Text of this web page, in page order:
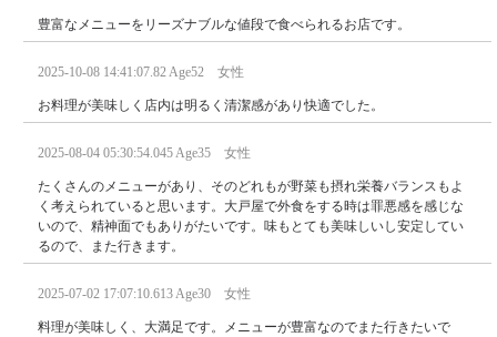
豊富なメニューをリーズナブルな値段で食べられるお店です。
2025-10-08 14:41:07.82 Age52 女性
お料理が美味しく店内は明るく清潔感があり快適でした。
2025-08-04 05:30:54.045 Age35 女性
たくさんのメニューがあり、そのどれもが野菜も摂れ栄養バランスもよ
く考えられていると思います。大戸屋で外食をする時は罪悪感を感じな
いので、精神面でもありがたいです。味もとても美味しいし安定してい
るので、また行きます。
2025-07-02 17:07:10.613 Age30 女性
料理が美味しく、大満足です。メニューが豊富なのでまた行きたいで